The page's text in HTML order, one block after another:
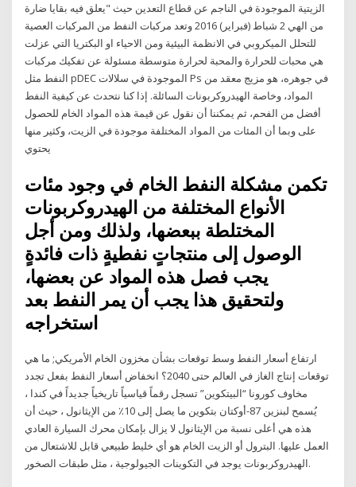
الزيتية الموجودة في الناجم عن قطاع التعدين حيث "يعلق فيه بقايا ضارة
من الهي 2 شباط (فبراير) 2016 وتعد مركبات النفط من المركبات العصية
للتحلل الميكروبي في الانظمة البيئية ومن الاحياء او البكتريا التي عزلت
هي محبات للحرارة والمحبة لحرارة متوسطة مسئولة عن تفكيك مركبات
النفط مثل pDEC الموجودة في سلالات Ps في جوهره، هو مزيج معقد من
المواد، وخاصة الهيدروكربونات السائلة. إذا كنا نتحدث عن كيفية النفط
أفضل من الفحم، ثم يمكننا أن نقول عن قيمة هذه المواد الخام للحصول
على وبما أن المئات من المواد المختلفة موجودة في الزيت، وكثير منها
يحتوي
تكمن مشكلة النفط الخام في وجود مئات
الأنواع المختلفة من الهيدروكربونات
المختلطة ببعضها، ولذلك ومن أجل
الوصول إلى منتجاتٍ نفطيةٍ ذات فائدةٍ
يجب فصل هذه المواد عن بعضها،
ولتحقيق هذا يجب أن يمر النفط بعد
استخراجه
ارتفاع أسعار النفط وسط توقعات بشأن مخزون الخام الأمريكي; ما هي
توقعات إنتاج الغاز في العالم حتى 2040؟ انخفاض أسعار النفط بفعل تجدد
مخاوف كورونا “البيتكوين” تسجل رقماً قياسياً تاريخياً جديداً في كندا ،
يُسمح لبنزين 87-أوكتان بتكوين ما يصل إلى 10٪ من الإيثانول ، حيث أن
هذه هي أعلى نسبة من الإيثانول لا يزال بإمكان محرك السيارة العادي
العمل عليها. البترول أو الزيت الخام هو أي خليط طبيعي قابل للاشتعال من
الهيدروكربونات يوجد في التكوينات الجيولوجية ، مثل طبقات الصخور.